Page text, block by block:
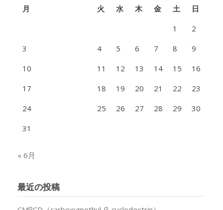
月
火 水 木 金 土
日
1
2
3
4 5 6 7 8
9
10
11 12 13 14 15
16
17
18 19 20 21 22
23
24
25 26 27 28 29
30
31
« 6月
最近の投稿